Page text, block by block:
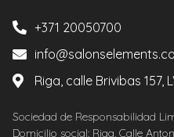
+371 20050700
Riga, calle Brivibas 157,
Sociedad de Responsabilidad
Domicilio social: Riga, Calle